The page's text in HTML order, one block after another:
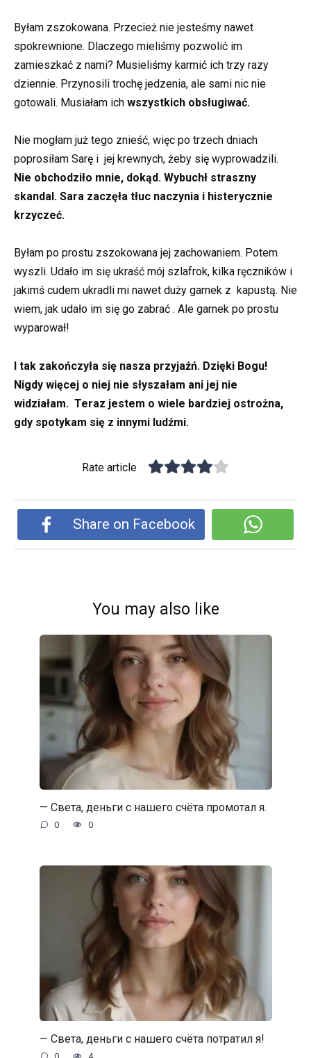
Byłam zszokowana. Przecież nie jesteśmy nawet
spokrewnione. Dlaczego mieliśmy pozwolić im
zamieszkać z nami? Musieliśmy karmić ich trzy razy
dziennie. Przynosili trochę jedzenia, ale sami nic nie
gotowali. Musiałam ich wszystkich obsługiwać.
Nie mogłam już tego znieść, więc po trzech dniach
poprosiłam Sarę i jej krewnych, żeby się wyprowadzili.
Nie obchodziło mnie, dokąd. Wybuchł straszny
skandal. Sara zaczęła tłuc naczynia i histerycznie
krzyczeć.
Byłam po prostu zszokowana jej zachowaniem. Potem
wyszli. Udało im się ukraść mój szlafrok, kilka ręczników i
jakimś cudem ukradli mi nawet duży garnek z kapustą. Nie
wiem, jak udało im się go zabrać . Ale garnek po prostu
wyparował!
I tak zakończyła się nasza przyjaźń. Dzięki Bogu!
Nigdy więcej o niej nie słyszałam ani jej nie
widziałam. Teraz jestem o wiele bardziej ostrożna,
gdy spotykam się z innymi ludźmi.
Rate article
Share on Facebook
You may also like
— Света, деньги с нашего счёта промотал я.
0 0
— Света, деньги с нашего счёта потратил я!